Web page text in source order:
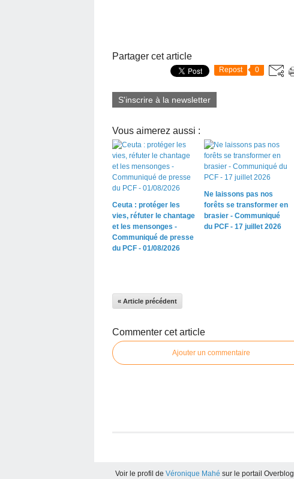
Partager cet article
Repost 0
S'inscrire à la newsletter
Vous aimerez aussi :
Ceuta : protéger les
vies, réfuter le chantage
et les mensonges -
Communiqué de presse
du PCF - 01/08/2026
Ne laissons pas nos
forêts se transformer en
brasier - Communiqué
du PCF - 17 juillet 2026
« Article précédent
Commenter cet article
Ajouter un commentaire
Voir le profil de Véronique Mahé sur le portail Overblog